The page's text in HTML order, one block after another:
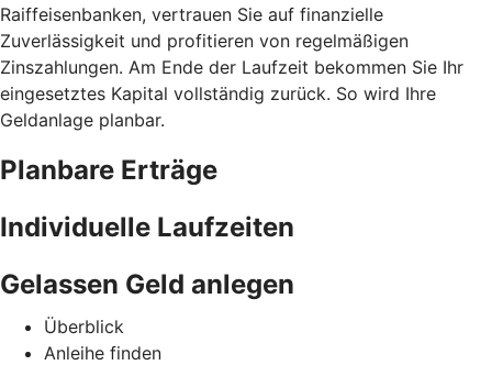
Raiffeisenbanken, vertrauen Sie auf finanzielle
Zuverlässigkeit und profitieren von regelmäßigen
Zinszahlungen. Am Ende der Laufzeit bekommen Sie Ihr
eingesetztes Kapital vollständig zurück. So wird Ihre
Geldanlage planbar.
Planbare Erträge
Individuelle Laufzeiten
Gelassen Geld anlegen
Überblick
Anleihe finden